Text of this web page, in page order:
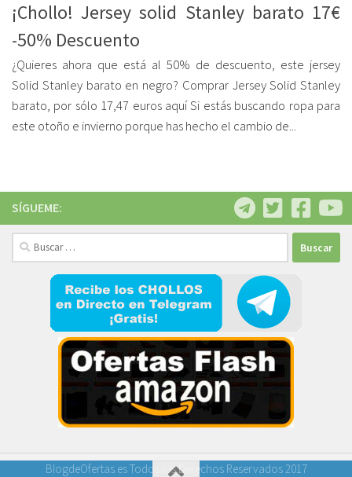
¡Chollo! Jersey solid Stanley barato 17€
-50% Descuento
¿Quieres ahora que está al 50% de descuento, este jersey
Solid Stanley barato en negro? Comprar Jersey Solid Stanley
barato, por sólo 17,47 euros aquí Si estás buscando ropa para
este otoño e invierno porque has hecho el cambio de...
SÍGUEME:
Buscar:
BlogdeOfertas.es Todos los Derechos Reservados 2017